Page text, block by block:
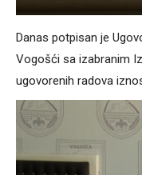
Danas potpisan je
Vogošći sa izabranim
ugovorenih radova